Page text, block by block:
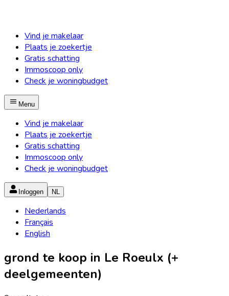
Vind je makelaar
Plaats je zoekertje
Gratis schatting
Immoscoop only
Check je woningbudget
Menu
Vind je makelaar
Plaats je zoekertje
Gratis schatting
Immoscoop only
Check je woningbudget
Inloggen NL
Nederlands
Français
English
grond te koop in Le Roeulx (+
deelgemeenten)